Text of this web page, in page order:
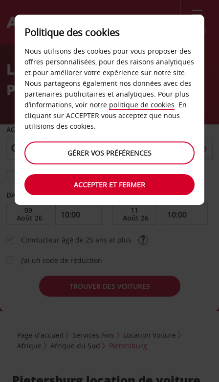
Menu
Welcome
AvisLocation de voiture
Pietersburg
AGENCE DE DÉPART
Sélectionnez une autre agence de retour
DATE DE DÉBUT DATE DE FIN
Conducteur âgé de 25 ans et plus
J’ai un code de réduction
TROUVER DES VOITURES
Page d'accueil Services Avis
Location Voiture
Afrique
Afrique du Sud Pietersburg
Politique des cookies
Nous utilisons des cookies pour vous proposer des
offres personnalisées, pour des raisons analytiques
et pour améliorer votre expérience sur notre site.
Nous partageons également nos données avec des
partenaires publicitaires et analytiques. Pour plus
d’informations, voir notre politique de cookies. En
cliquant sur ACCEPTER vous acceptez que nous
utilisions des cookies.
GÉRER VOS PRÉFÉRENCES
ACCEPTER ET FERMER